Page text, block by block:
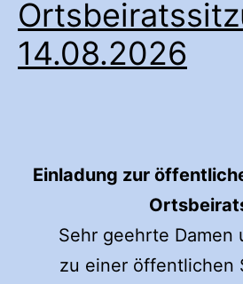
14.08.2026
Einladung zur
Sehr geehrte Damen
zu einer öffentlichen